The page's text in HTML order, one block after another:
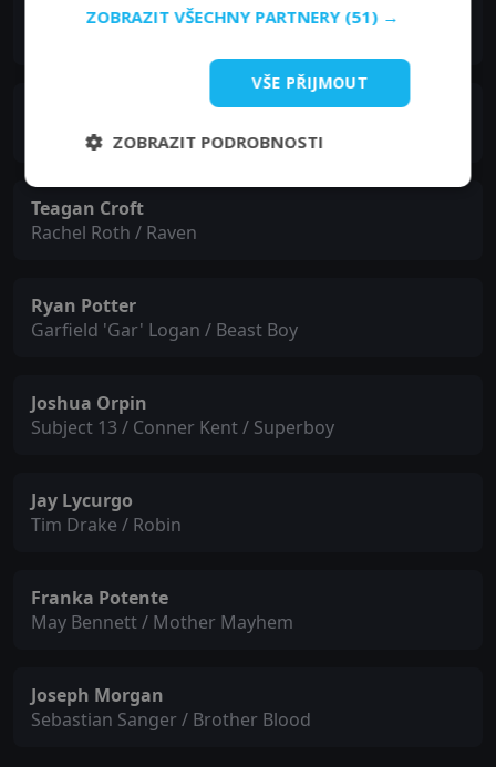
Brenton Thwaites
Koriand'r / Kory Anders / Starfire
Teagan Croft
Rachel Roth / Raven
Ryan Potter
Garfield 'Gar' Logan / Beast Boy
Joshua Orpin
Subject 13 / Conner Kent / Superboy
Jay Lycurgo
Tim Drake / Robin
Franka Potente
May Bennett / Mother Mayhem
Joseph Morgan
Sebastian Sanger / Brother Blood
ZOBRAZIT VŠECHNY PARTNERY (51) →
VŠE PŘIJMOUT
ZOBRAZIT PODROBNOSTI